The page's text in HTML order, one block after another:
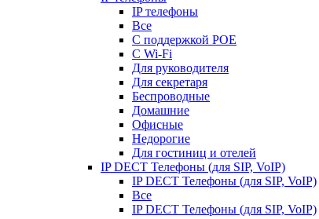
IP телефоны
Все
С поддержкой POE
C Wi-Fi
Для руководителя
Для секретаря
Беспроводные
Домашние
Офисные
Недорогие
Для гостиниц и отелей
IP DECT Телефоны (для SIP, VoIP)
IP DECT Телефоны (для SIP, VoIP)
Все
IP DECT Телефоны (для SIP, VoIP)